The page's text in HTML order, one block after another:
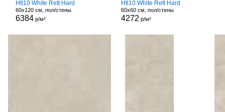
Htl10 White Rett Hard
60x120 см, пол/стены
6384 р/м²
Htl10 White Rett Hard
60x60 см, пол/стены
4272 р/м²